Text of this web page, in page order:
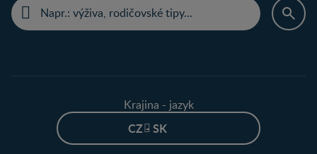
Krajina - jazyk
CZ - SK